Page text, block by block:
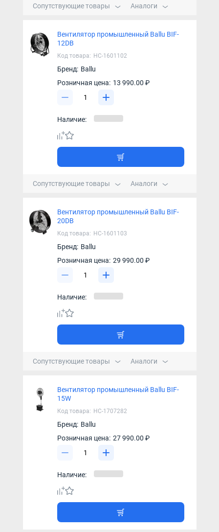
Сопутствующие товары Аналоги
Вентилятор промышленный Ballu BIF-
12DB
Код товара: НС-1601102
Бренд: Ballu
Розничная цена: 13 990.00 ₽
Наличие:
Сопутствующие товары Аналоги
Вентилятор промышленный Ballu BIF-
20DB
Код товара: НС-1601103
Бренд: Ballu
Розничная цена: 29 990.00 ₽
Наличие:
Сопутствующие товары Аналоги
Вентилятор промышленный Ballu BIF-
15W
Код товара: НС-1707282
Бренд: Ballu
Розничная цена: 27 990.00 ₽
Наличие: